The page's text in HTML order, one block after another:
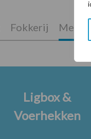
Fokkerij
Ligbox &
Voerhekken